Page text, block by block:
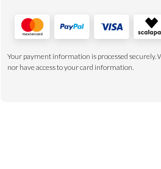
Your payment information is processed securely.
nor have access to your card information.